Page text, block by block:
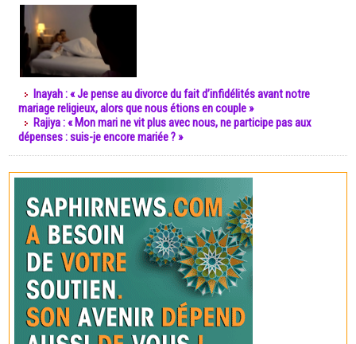
Inayah : « Je pense au divorce du fait d’infidélités avant notre
mariage religieux, alors que nous étions en couple »
Rajiya : « Mon mari ne vit plus avec nous, ne participe pas aux
dépenses : suis-je encore mariée ? »